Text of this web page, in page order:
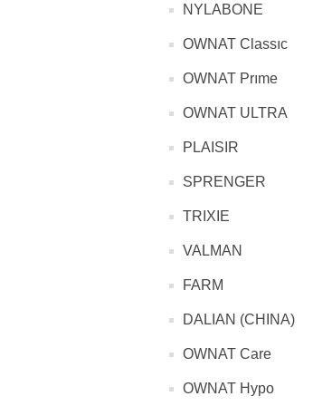
NYLABONE
OWNAT Classıc
OWNAT Prıme
OWNAT ULTRA
PLAISIR
SPRENGER
TRIXIE
VALMAN
FARM
DALIAN (CHINA)
OWNAT Care
OWNAT Hypo